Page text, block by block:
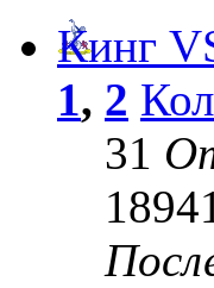
Кинг
1, 2
31